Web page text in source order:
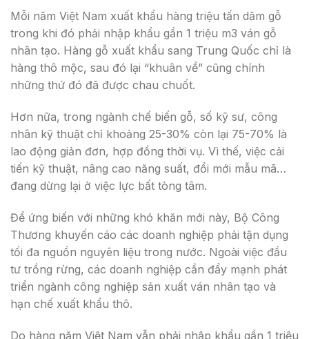
Mỗi năm Việt Nam xuất khẩu hàng triệu tấn dăm gỗ
trong khi đó phải nhập khẩu gần 1 triệu m3 ván gỗ
nhân tạo. Hàng gỗ xuất khẩu sang Trung Quốc chỉ là
hàng thô mộc, sau đó lại “khuân về” cũng chính
những thứ đó đã được chau chuốt.
Hơn nữa, trong ngành chế biến gỗ, số kỹ sư, công
nhân kỹ thuật chỉ khoảng 25-30% còn lại 75-70% là
lao động giản đơn, hợp đồng thời vụ. Vì thế, việc cải
tiến kỹ thuật, nâng cao năng suất, đổi mới mẫu mã…
đang dừng lại ở việc lực bất tòng tâm.
Để ứng biến với những khó khăn mới này, Bộ Công
Thương khuyến cáo các doanh nghiệp phải tận dụng
tối đa nguồn nguyên liệu trong nước. Ngoài việc đầu
tư trồng rừng, các doanh nghiệp cần đẩy mạnh phát
triển ngành công nghiệp sản xuất ván nhân tạo và
hạn chế xuất khẩu thô.
Do hàng năm Việt Nam vẫn phải nhập khẩu gần 1 triệu